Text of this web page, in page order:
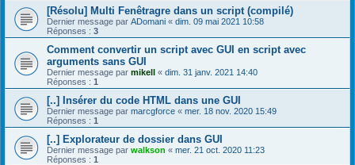
[Résolu] Multi Fenêtragre dans un script (compilé)
Dernier message par ADomani « dim. 09 mai 2021 10:58
Réponses : 3
Comment convertir un script avec GUI en script avec
arguments sans GUI
Dernier message par mikell « dim. 31 janv. 2021 14:40
Réponses : 1
[..] Insérer du code HTML dans une GUI
Dernier message par marcgforce « mer. 18 nov. 2020 15:49
Réponses : 1
[..] Explorateur de dossier dans GUI
Dernier message par walkson « mer. 21 oct. 2020 11:23
Réponses : 1